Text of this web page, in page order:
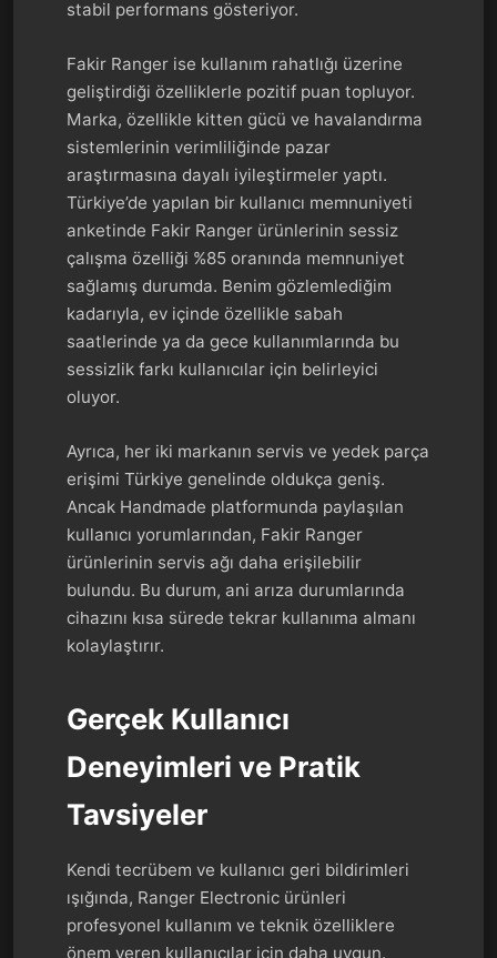
stabil performans gösteriyor.
Fakir Ranger ise kullanım rahatlığı üzerine
geliştirdiği özelliklerle pozitif puan topluyor.
Marka, özellikle kitten gücü ve havalandırma
sistemlerinin verimliliğinde pazar
araştırmasına dayalı iyileştirmeler yaptı.
Türkiye’de yapılan bir kullanıcı memnuniyeti
anketinde Fakir Ranger ürünlerinin sessiz
çalışma özelliği %85 oranında memnuniyet
sağlamış durumda. Benim gözlemlediğim
kadarıyla, ev içinde özellikle sabah
saatlerinde ya da gece kullanımlarında bu
sessizlik farkı kullanıcılar için belirleyici
oluyor.
Ayrıca, her iki markanın servis ve yedek parça
erişimi Türkiye genelinde oldukça geniş.
Ancak Handmade platformunda paylaşılan
kullanıcı yorumlarından, Fakir Ranger
ürünlerinin servis ağı daha erişilebilir
bulundu. Bu durum, ani arıza durumlarında
cihazını kısa sürede tekrar kullanıma almanı
kolaylaştırır.
Gerçek Kullanıcı
Deneyimleri ve Pratik
Tavsiyeler
Kendi tecrübem ve kullanıcı geri bildirimleri
ışığında, Ranger Electronic ürünleri
profesyonel kullanım ve teknik özelliklere
önem veren kullanıcılar için daha uygun.